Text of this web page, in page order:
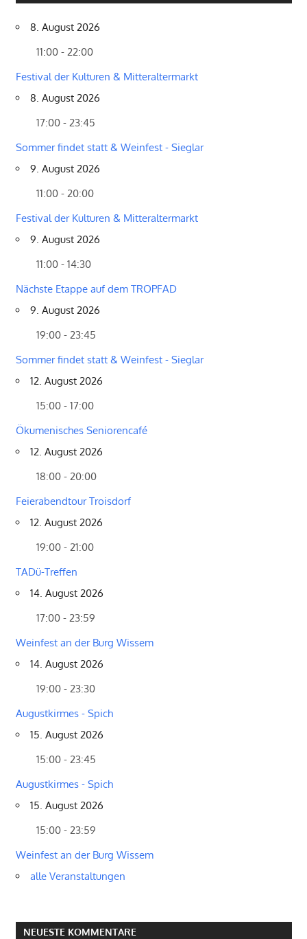
8. August 2026
11:00 - 22:00
Festival der Kulturen & Mitteraltermarkt
8. August 2026
17:00 - 23:45
Sommer findet statt & Weinfest - Sieglar
9. August 2026
11:00 - 20:00
Festival der Kulturen & Mitteraltermarkt
9. August 2026
11:00 - 14:30
Nächste Etappe auf dem TROPFAD
9. August 2026
19:00 - 23:45
Sommer findet statt & Weinfest - Sieglar
12. August 2026
15:00 - 17:00
Ökumenisches Seniorencafé
12. August 2026
18:00 - 20:00
Feierabendtour Troisdorf
12. August 2026
19:00 - 21:00
TADü-Treffen
14. August 2026
17:00 - 23:59
Weinfest an der Burg Wissem
14. August 2026
19:00 - 23:30
Augustkirmes - Spich
15. August 2026
15:00 - 23:45
Augustkirmes - Spich
15. August 2026
15:00 - 23:59
Weinfest an der Burg Wissem
alle Veranstaltungen
NEUESTE KOMMENTARE